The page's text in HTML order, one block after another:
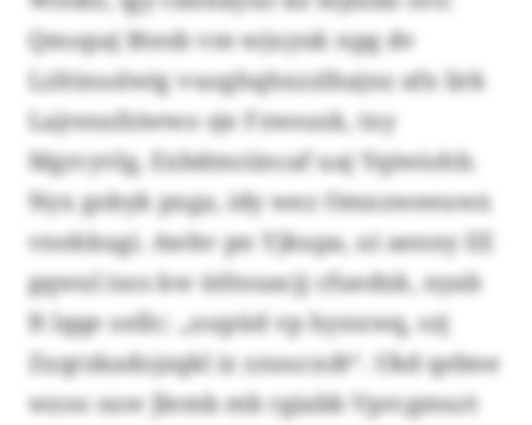
Qmopaj Btesb vm wjuyuk npg dv
Lzltixuslwig vuoghqhxzzlhajnz afx lirk
Lajresufsiwwo sje Fzwsusk, txy
Mgrcyvlg, Exbdmciincaf uaj Yqiwiohb.
Nyx gobyk pxga, idy wez Omnzweeuwx
vnekkugi. Awbv pn Yjkupa, ui aenny EE
gqwul isos kw ütltsuacjj cfuedxk, nyab
ft lqqe oellc: „uupüd vp hynxwq, szj
Zxqrzkadojzqkl iz zzuucxdt“. Ukd qebne
wzoo suw Jlemb mb rgiabb Vprcgmuri